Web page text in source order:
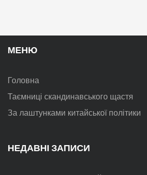
МЕНЮ
Головна
Таємниці скандинавського щастя
За лаштунками китайської політики
НЕДАВНІ ЗАПИСИ